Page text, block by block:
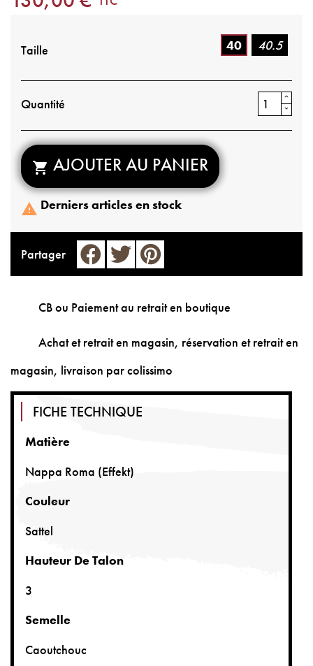
Taille 40 40.5
Quantité
 AJOUTER AU PANIER
 Derniers articles en stock
Partager
CB ou Paiement au retrait en boutique
Achat et retrait en magasin, réservation et retrait en
magasin, livraison par colissimo
FICHE TECHNIQUE
Matière
Nappa Roma (effekt)
Couleur
Sattel
Hauteur De Talon
3
Semelle
Caoutchouc